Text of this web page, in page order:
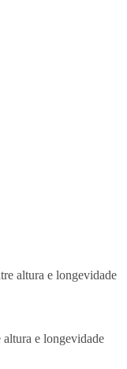
altura e longevidade